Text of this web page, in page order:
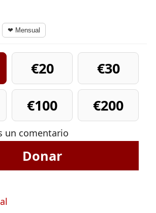
❤ Mensual
€20
€30
€100 €200
un comentario
Donar